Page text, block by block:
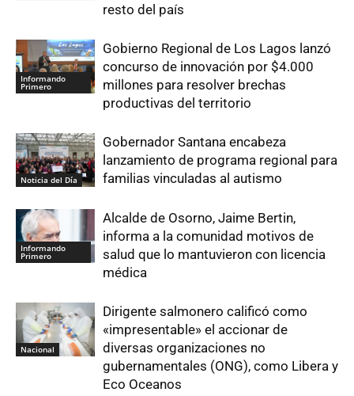
resto del país
Informando
Primero
Gobierno Regional de Los Lagos lanzó
concurso de innovación por $4.000
millones para resolver brechas
productivas del territorio
Noticia del Día
Gobernador Santana encabeza
lanzamiento de programa regional para
familias vinculadas al autismo
Informando
Primero
Alcalde de Osorno, Jaime Bertin,
informa a la comunidad motivos de
salud que lo mantuvieron con licencia
médica
Nacional
Dirigente salmonero calificó como
«impresentable» el accionar de
diversas organizaciones no
gubernamentales (ONG), como Libera y
Eco Oceanos